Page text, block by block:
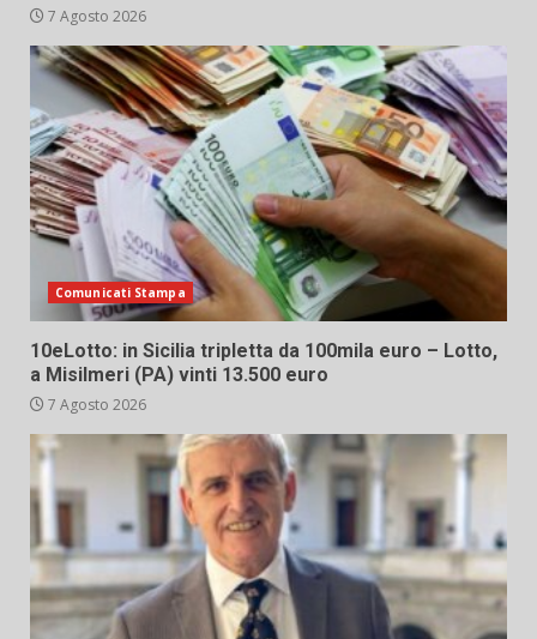
7 Agosto 2026
Comunicati Stampa
10eLotto: in Sicilia tripletta da 100mila euro – Lotto,
a Misilmeri (PA) vinti 13.500 euro
7 Agosto 2026